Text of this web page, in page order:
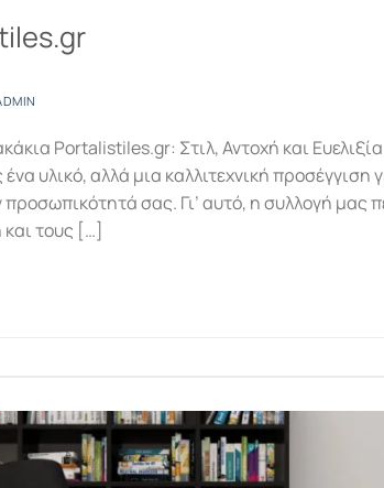
Portalistiles.gr: Στιλ, Αντοχή και
υλικό, αλλά μια καλλιτεχνική
προσωπικότητά σας. Γι’ αυτό, η συλλογή μας
τους […]